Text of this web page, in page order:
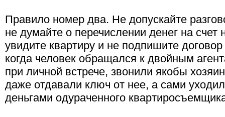
Правило номер два. Не допускайте
не думайте о перечислении денег на
увидите квартиру и не подпишите
когда человек обращался к двойным
при личной встрече, звонили якобы
даже отдавали ключ от нее, а сами
деньгами одураченного